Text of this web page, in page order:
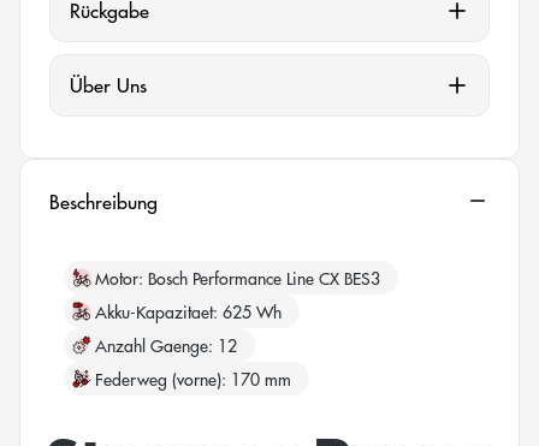
Rückgabe
Über Uns
Beschreibung
Motor Bosch Performance Line CX BES3
Akku-Kapazitaet 625 Wh
Anzahl Gaenge 12
Federweg (vorne) 170 mm